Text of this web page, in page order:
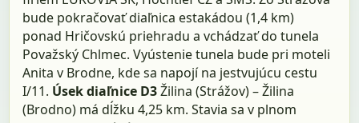
bude pokračovať diaľnica estakádou (1,4 km)
ponad Hričovskú priehradu a vchádzať do tunela
Považský Chlmec. Vyústenie tunela bude pri moteli
Anita v Brodne, kde sa napojí na jestvujúcu cestu
I/11. Úsek diaľnice D3Žilina (Strážov) – Žilina
(Brodno) má dĺžku 4,25 km. Stavia sa v plnom